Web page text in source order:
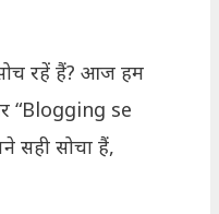
रहें हैं? आज हम
“Blogging se
सही सोचा हैं,